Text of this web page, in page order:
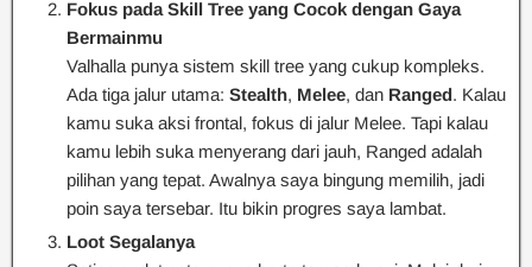
Fokus pada Skill Tree yang Cocok dengan Gaya
Bermainmu
Valhalla punya sistem skill tree yang cukup kompleks.
Ada tiga jalur utama: Stealth, Melee, dan Ranged. Kalau
kamu suka aksi frontal, fokus di jalur Melee. Tapi kalau
kamu lebih suka menyerang dari jauh, Ranged adalah
pilihan yang tepat. Awalnya saya bingung memilih, jadi
poin saya tersebar. Itu bikin progres saya lambat.
Loot Segalanya